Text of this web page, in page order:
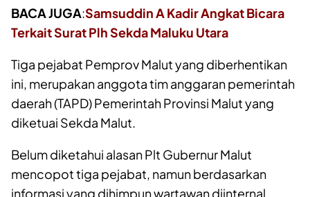
BACA JUGA:Samsuddin A Kadir Angkat Bicara
Terkait Surat Plh Sekda Maluku Utara
Tiga pejabat Pemprov Malut yang diberhentikan
ini, merupakan anggota tim anggaran pemerintah
daerah (TAPD) Pemerintah Provinsi Malut yang
diketuai Sekda Malut.
Belum diketahui alasan Plt Gubernur Malut
mencopot tiga pejabat, namun berdasarkan
informasi yang dihimpun wartawan diinternal